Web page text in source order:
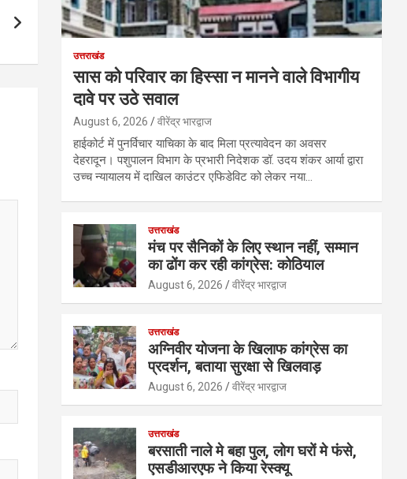
उत्तराखंड
सास को परिवार का हिस्सा न मानने वाले विभागीय
दावे पर उठे सवाल
August 6, 2026 वीरेंद्र भारद्वाज
हाईकोर्ट में पुनर्विचार याचिका के बाद मिला प्रत्यावेदन का अवसर
देहरादून। पशुपालन विभाग के प्रभारी निदेशक डॉ. उदय शंकर आर्या द्वारा
उच्च न्यायालय में दाखिल काउंटर एफिडेविट को लेकर नया…
उत्तराखंड
मंच पर सैनिकों के लिए स्थान नहीं, सम्मान
का ढोंग कर रही कांग्रेस: कोठियाल
August 6, 2026 वीरेंद्र भारद्वाज
उत्तराखंड
अग्निवीर योजना के खिलाफ कांग्रेस का
प्रदर्शन, बताया सुरक्षा से खिलवाड़
August 6, 2026 वीरेंद्र भारद्वाज
उत्तराखंड
बरसाती नाले मे बहा पुल, लोग घरों मे फंसे,
एसडीआरएफ ने किया रेस्क्यू